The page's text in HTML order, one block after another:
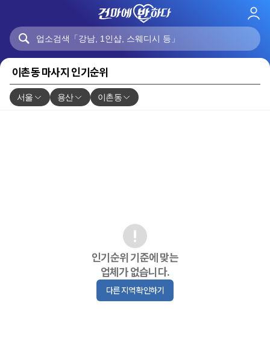
로
이촌동 마사지 인기순위
서울 용산 이촌동
인기순위 기준에 맞는
업체가 없습니다.
다른 지역 확인하기